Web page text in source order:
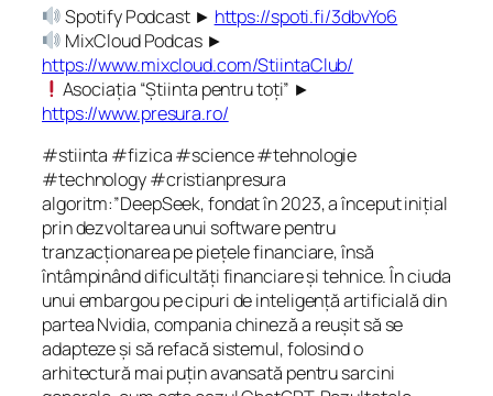
Spotify Podcast ► https://spoti.fi/3dbvYo6
MixCloud Podcas ►
https://www.mixcloud.com/StiintaClub/
Asociația “Știinta pentru toți” ►
https://www.presura.ro/
#stiinta #fizica #science #tehnologie
#technology #cristianpresura
algoritm:”DeepSeek, fondat în 2023, a început inițial
prin dezvoltarea unui software pentru
tranzacționarea pe piețele financiare, însă
întâmpinând dificultăți financiare și tehnice. În ciuda
unui embargou pe cipuri de inteligență artificială din
partea Nvidia, compania chineză a reușit să se
adapteze și să refacă sistemul, folosind o
arhitectură mai puțin avansată pentru sarcini